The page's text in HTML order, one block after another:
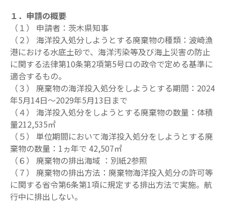
１．申請の概要
（１） 申請者：茨木県知事
（２） 海洋投入処分しようとする廃棄物の種類：波崎漁
港における水底土砂で、海洋汚染等及び海上災害の防止
に関する法律第10条第2項第5号ロの政令で定める基準に
適合するもの。
（３） 廃棄物の海洋投入処分をしようとする期間：2024
年5月14日～2029年5月13日まで
（４） 海洋投入処分をしようとする廃棄物の数量：体積
量212,535㎡
（５） 単位期間において海洋投入処分をしようとする廃
棄物の数量：1ヵ年で 42,507㎡
（６） 廃棄物の排出海域 ：別紙2参照
（７） 廃棄物の排出方法：廃棄物海洋投入処分の許可等
に関する省令第6条第1項に規定する排出方法で実施。航
行中に排出しない。